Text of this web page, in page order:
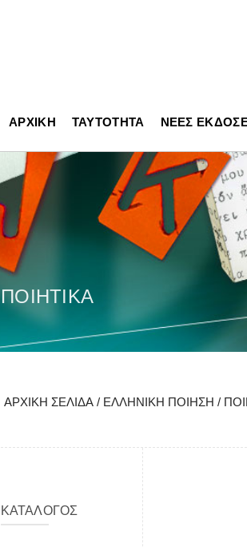
ΑΡΧΙΚΉ ΤΑΥΤΌΤΗΤΑ ΝΈΕΣ
ΠΟΙΗΤΙΚΆ
ΑΡΧΙΚΉ ΣΕΛΊΔΑ / ΕΛΛΗΝΙΚΉ ΠΟΊΗΣΗ /
ΚΑΤΆΛΟΓΟΣ